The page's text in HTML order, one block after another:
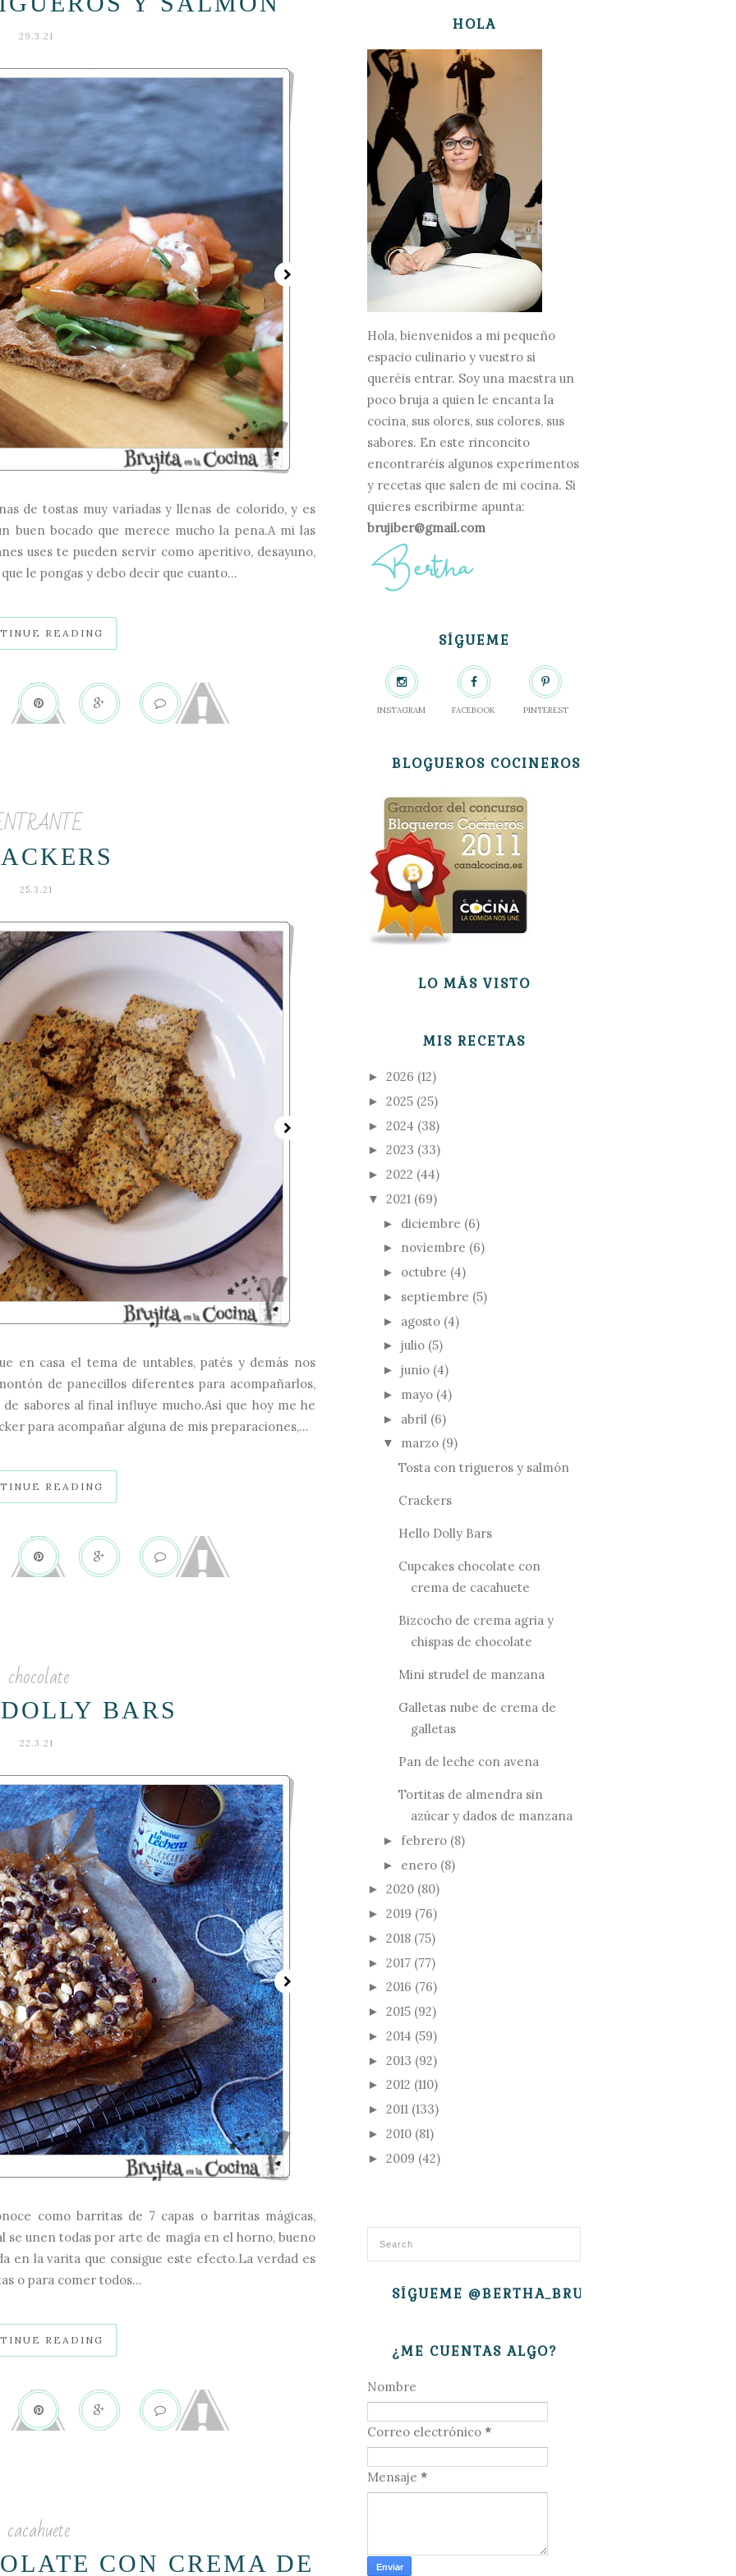
29.3.21
de tostas muy variadas y llenas de colorido, y es
buen bocado que merece mucho la pena.A mi las
uses te pueden servir como aperitivo, desayuno,
le pongas y debo decir que cuanto...
READING
25.3.21
en casa el tema de untables, patés y demás nos
de panecillos diferentes para acompañarlos,
sabores al final influye mucho.Así que hoy me he
para acompañar alguna de mis preparaciones,...
READING
chocolate
BARS
22.3.21
como barritas de 7 capas o barritas mágicas,
se unen todas por arte de magia en el horno, bueno
en la varita que consigue este efecto.La verdad es
o para comer todos...
READING
cacahuete
CON CREMA DE
HOLA
Hola, bienvenidos a mi pequeño
espacio culinario y vuestro si
queréis entrar. Soy una maestra un
poco bruja a quien le encanta la
cocina, sus olores, sus colores, sus
sabores. En este rinconcito
encontraréis algunos experimentos
y recetas que salen de mi cocina. Si
quieres escribirme apunta:
brujiber@gmail.com
SÍGUEME
INSTAGRAM FACEBOOK PINTEREST
BLOGUEROS COCINEROS
LO MÁS VISTO
MIS RECETAS
► 2026 (12)
► 2025 (25)
► 2024 (38)
► 2023 (33)
► 2022 (44)
▼ 2021 (69)
► diciembre (6)
► noviembre (6)
► octubre (4)
► septiembre (5)
► agosto (4)
► julio (5)
► junio (4)
► mayo (4)
► abril (6)
▼ marzo (9)
Tosta con trigueros y salmón
Crackers
Hello Dolly Bars
Cupcakes chocolate con
crema de cacahuete
Bizcocho de crema agria y
chispas de chocolate
Mini strudel de manzana
Galletas nube de crema de
galletas
Pan de leche con avena
Tortitas de almendra sin
azúcar y dados de manzana
► febrero (8)
► enero (8)
► 2020 (80)
► 2019 (76)
► 2018 (75)
► 2017 (77)
► 2016 (76)
► 2015 (92)
► 2014 (59)
► 2013 (92)
► 2012 (110)
► 2011 (133)
► 2010 (81)
► 2009 (42)
SÍGUEME @BERTHA_BRUJITA
¿ME CUENTAS ALGO?
Nombre
Correo electrónico *
Mensaje *